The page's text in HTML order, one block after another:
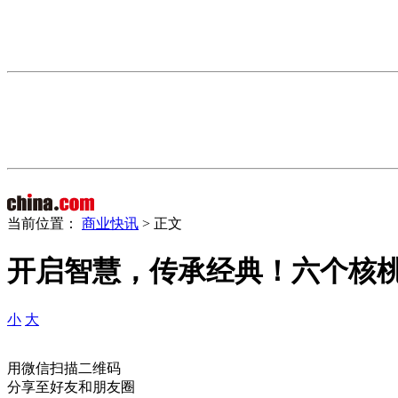
当前位置： 商业快讯 > 正文
开启智慧，传承经典！六个核
小 大
用微信扫描二维码
分享至好友和朋友圈